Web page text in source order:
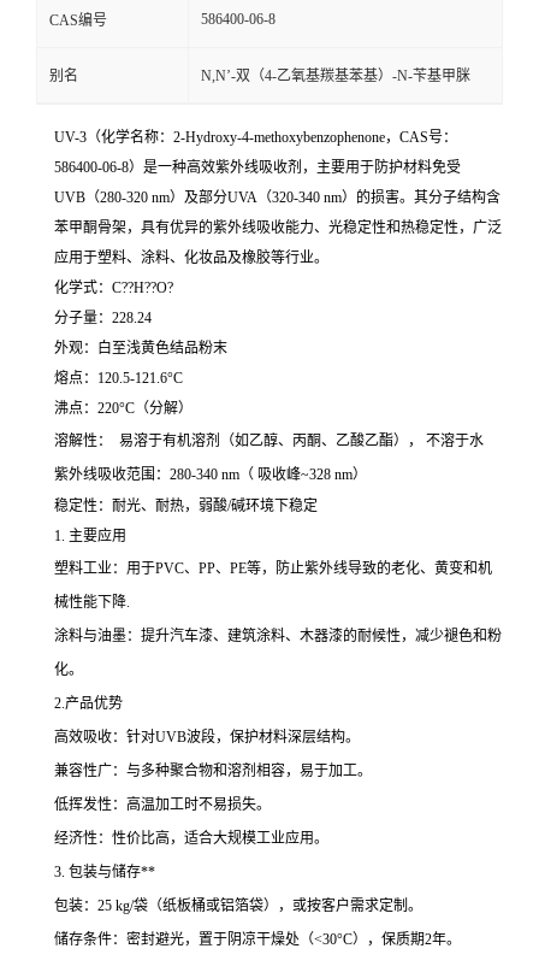
CAS编号 586400-06-8
别名 N,N’-双（4-乙氧基羰基苯基）-N-苄基甲脒
UV-3（化学名称：2-Hydroxy-4-methoxybenzophenone，CAS号：
586400-06-8）是一种高效紫外线吸收剂，主要用于防护材料免受
UVB（280-320 nm）及部分UVA（320-340 nm）的损害。其分子结构含
苯甲酮骨架，具有优异的紫外线吸收能力、光稳定性和热稳定性，广泛
应用于塑料、涂料、化妆品及橡胶等行业。
化学式：C??H??O?
分子量：228.24
外观：白至浅黄色结品粉末
熔点：120.5-121.6°C
沸点：220°C（分解）
溶解性： 易溶于有机溶剂（如乙醇、丙酮、乙酸乙酯）， 不溶于水
紫外线吸收范围：280-340 nm（ 吸收峰~328 nm）
稳定性：耐光、耐热，弱酸/碱环境下稳定
1. 主要应用
塑料工业：用于PVC、PP、PE等，防止紫外线导致的老化、黄变和机
械性能下降.
涂料与油墨：提升汽车漆、建筑涂料、木器漆的耐候性，减少褪色和粉
化。
2.产品优势
高效吸收：针对UVB波段，保护材料深层结构。
兼容性广：与多种聚合物和溶剂相容，易于加工。
低挥发性：高温加工时不易损失。
经济性：性价比高，适合大规模工业应用。
3. 包装与储存**
包装：25 kg/袋（纸板桶或铝箔袋），或按客户需求定制。
储存条件：密封避光，置于阴凉干燥处（<30°C），保质期2年。